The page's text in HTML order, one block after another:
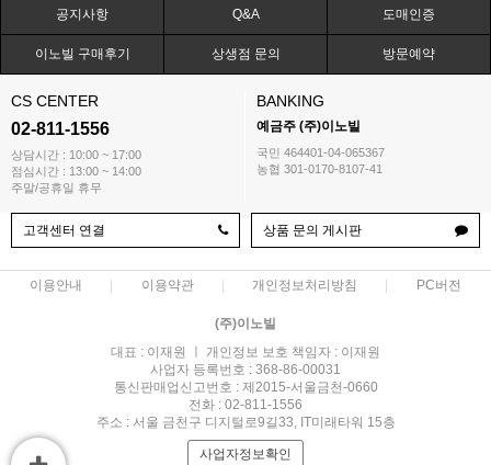
공지사항 Q&A 도매인증
이노빌 구매후기 상생점 문의 방문예약
CS CENTER
02-811-1556
상담시간 : 10:00 ~ 17:00
점심시간 : 13:00 ~ 14:00
주말/공휴일 휴무
BANKING
예금주 (주)이노빌
국민 464401-04-065367
농협 301-0170-8107-41
고객센터 연결 상품 문의 게시판
이용안내 이용약관 개인정보처리방침 PC버전
(주)이노빌
대표 : 이재원 ㅣ 개인정보 보호 책임자 : 이재원
사업자 등록번호 : 368-86-00031
통신판매업신고번호 : 제2015-서울금천-0660
전화 : 02-811-1556
주소 : 서울 금천구 디지털로9길33, IT미래타워 15층
사업자정보확인